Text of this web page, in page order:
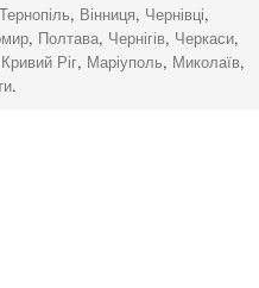
Тернопіль, Вінниця, Чернівці,
, Полтава, Чернігів, Черкаси,
Кривий Ріг, Маріуполь, Миколаїв,
.